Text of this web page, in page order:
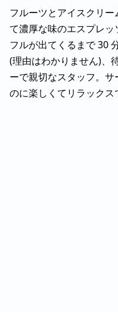
フルーツとアイスクリー
て濃厚な味のエスプレ
フルが出てくるまで 30
(理由はわかりません)、
ーで親切なスタッフ。
のに楽しくてリラックス